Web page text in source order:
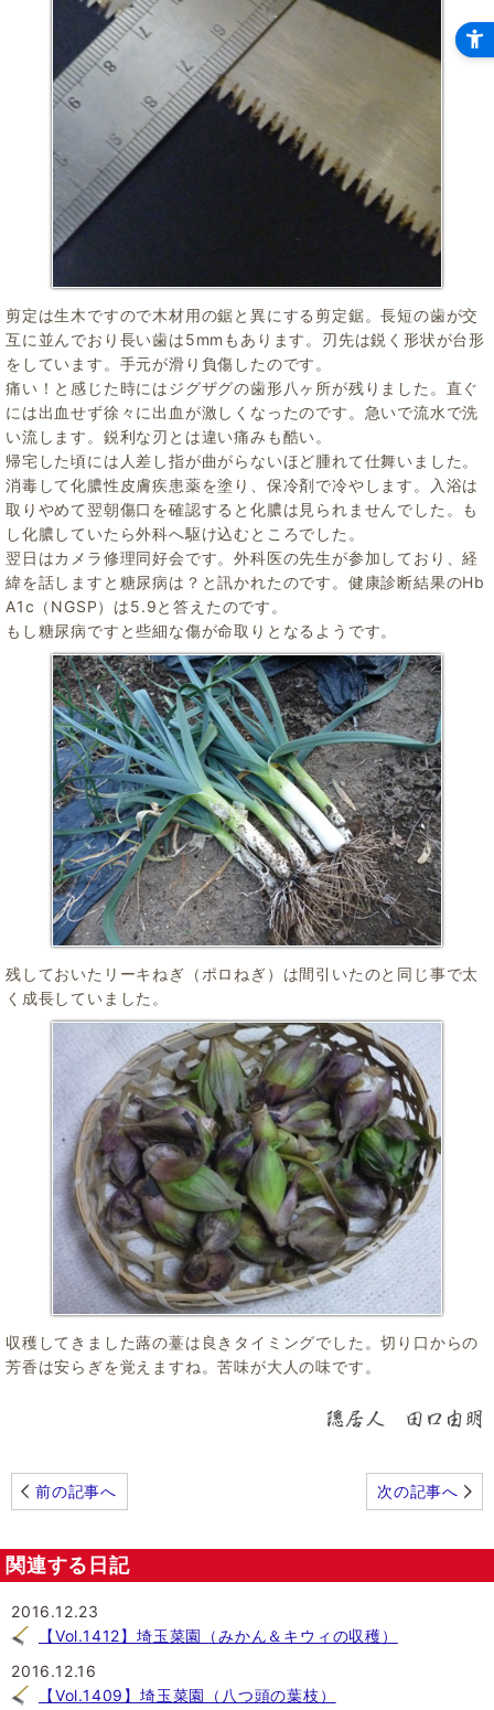
剪定は生木ですので木材用の鋸と異にする剪定鋸。長短の歯が交
互に並んでおり長い歯は5mmもあります。刃先は鋭く形状が台形
をしています。手元が滑り負傷したのです。
痛い！と感じた時にはジグザグの歯形八ヶ所が残りました。直ぐ
には出血せず徐々に出血が激しくなったのです。急いで流水で洗
い流します。鋭利な刃とは違い痛みも酷い。
帰宅した頃には人差し指が曲がらないほど腫れて仕舞いました。
消毒して化膿性皮膚疾患薬を塗り、保冷剤で冷やします。入浴は
取りやめて翌朝傷口を確認すると化膿は見られませんでした。も
し化膿していたら外科へ駆け込むところでした。
翌日はカメラ修理同好会です。外科医の先生が参加しており、経
緯を話しますと糖尿病は？と訊かれたのです。健康診断結果のHb
A1c（NGSP）は5.9と答えたのです。
もし糖尿病ですと些細な傷が命取りとなるようです。
残しておいたリーキねぎ（ポロねぎ）は間引いたのと同じ事で太
く成長していました。
収穫してきました蕗の薹は良きタイミングでした。切り口からの
芳香は安らぎを覚えますね。苦味が大人の味です。
前の記事へ 次の記事へ
関連する日記
2016.12.23
【Vol.1412】埼玉菜園（みかん＆キウィの収穫）
2016.12.16
【Vol.1409】埼玉菜園（八つ頭の葉枝）